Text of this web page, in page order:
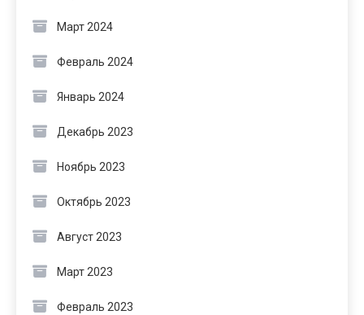
Март 2024
Февраль 2024
Январь 2024
Декабрь 2023
Ноябрь 2023
Октябрь 2023
Август 2023
Март 2023
Февраль 2023